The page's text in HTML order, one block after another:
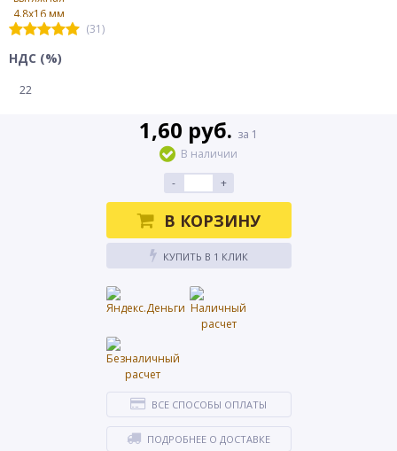
(31)
НДС (%)
22
1,60 руб. за 1
В наличии
-
+
В КОРЗИНУ
КУПИТЬ В 1 КЛИК
ВСЕ СПОСОБЫ ОПЛАТЫ
ПОДРОБНЕЕ О ДОСТАВКЕ